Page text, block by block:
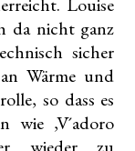
Louise
da nicht ganz
sicher
Wärme und
so dass es
wie ‚V´adoro